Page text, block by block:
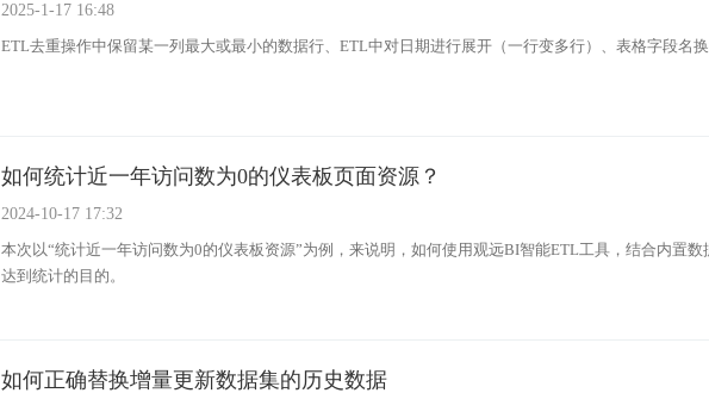
2025-1-17 16:48
ETL去重操作中保留某一列最大或最小的数据行、ETL中对日期进行展开（一行变多行）、表格字段名
如何统计近一年访问数为0的仪表板页面资源？
2024-10-17 17:32
本次以“统计近一年访问数为0的仪表板资源”为例，来说明，如何使用观远BI智能ETL工具，结合内置数
达到统计的目的。
如何正确替换增量更新数据集的历史数据